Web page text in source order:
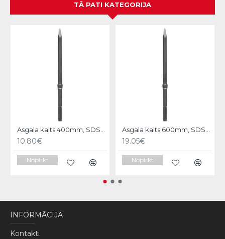
TĀ PATI KATEGORIJA
Asgala kalts 400mm, SDS-MAX KWB
10.80€
Nopirkt
Asgala kalts 600mm, SDS-MAX KWB
19.05€
Nopirkt
INFORMĀCIJA
Kontakti